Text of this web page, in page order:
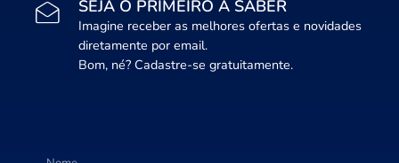
SEJA O PRIMEIRO A SABER
Imagine receber as melhores ofertas e novidades
diretamente por email.
Bom, né? Cadastre-se gratuitamente.